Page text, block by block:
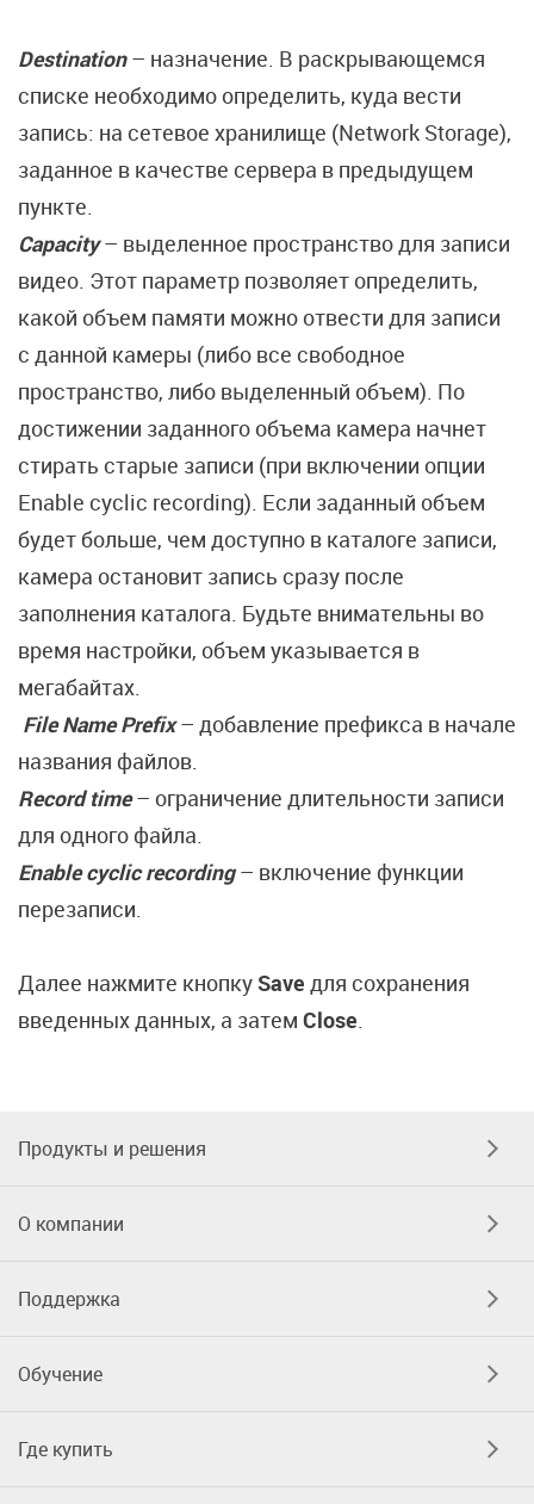
Destination– назначение. В раскрывающемся
списке необходимо определить, куда вести
запись: на сетевое хранилище (Network Storage),
заданное в качестве сервера в предыдущем
пункте.
Capacity– выделенное пространство для записи
видео. Этот параметр позволяет определить,
какой объем памяти можно отвести для записи
с данной камеры (либо все свободное
пространство, либо выделенный объем). По
достижении заданного объема камера начнет
стирать старые записи (при включении опции
Enable cyclic recording). Если заданный объем
будет больше, чем доступно в каталоге записи,
камера остановит запись сразу после
заполнения каталога. Будьте внимательны во
время настройки, объем указывается в
мегабайтах.
File Name Prefix– добавление префикса в начале
названия файлов.
Record time– ограничение длительности записи
для одного файла.
Enable cyclic recording– включение функции
перезаписи.
Далее нажмите кнопкуSave для сохранения
введенных данных, а затем Close.
Продукты и решения
О компании
Поддержка
Обучение
Где купить